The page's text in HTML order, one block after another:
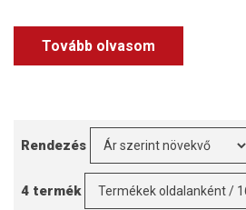
Tovább olvasom
Rendezés
4 termék